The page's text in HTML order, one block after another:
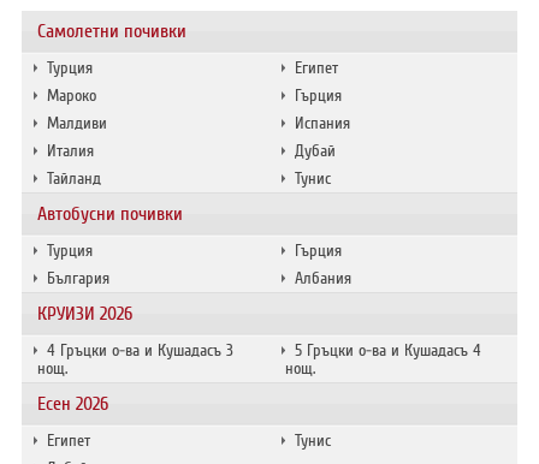
ХОТЕЛИ В АЛБАНИЯ
АВТОБУСИ ПОД НАЕМ
КОНТАКТИ
ОБЩИ УСЛОВИЯ ПАКЕТНИ
ПЪТУВАНИЯ
Самолетни почивки
Турция
Египет
Мароко
Гърция
Малдиви
Испания
Италия
Дубай
Тайланд
Тунис
Автобусни почивки
Турция
Гърция
България
Албания
КРУИЗИ 2026
4 Гръцки о-ва и Кушадасъ 3
нощ.
5 Гръцки о-ва и Кушадасъ 4
нощ.
Есен 2026
Египет
Тунис